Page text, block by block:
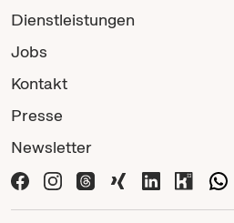
Dienstleistungen
Jobs
Kontakt
Presse
Newsletter